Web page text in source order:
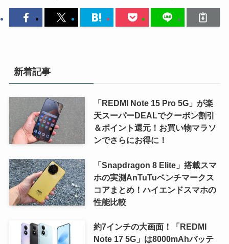
新着記事
「REDMI Note 15 Pro 5G」が楽
天スーパーDEALでクーポン割引
＆ポイント還元！お買い物マラソ
ンでさらにお得に！
「Snapdragon 8 Elite」搭載スマ
ホの実測AnTuTuベンチマークス
コアまとめ！ハイエンドスマホの
性能比較
約7インチの大画面！「REDMI
Note 17 5G」は8000mAhバッテ